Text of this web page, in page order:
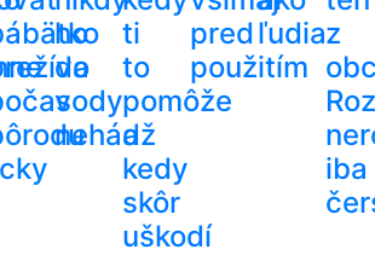
ho
do
vody
nehádž
ti
to
pomôže
a
kedy
skôr
uškodí
pred
použitím
ľudiaz
iba